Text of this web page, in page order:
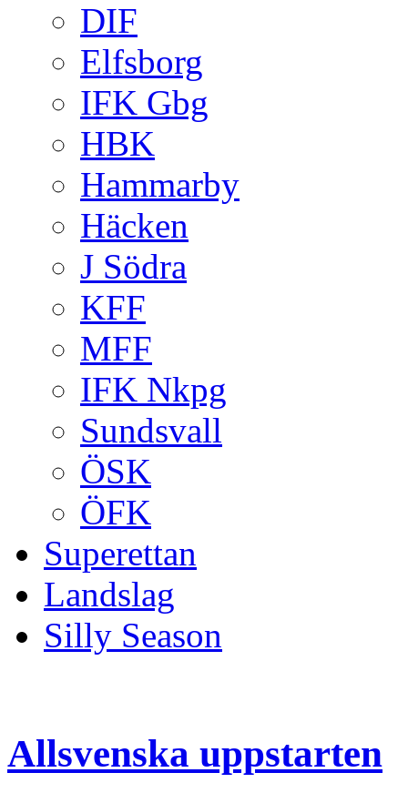
DIF
Elfsborg
IFK Gbg
HBK
Hammarby
Häcken
J Södra
KFF
MFF
IFK Nkpg
Sundsvall
ÖSK
ÖFK
Superettan
Landslag
Silly Season
Allsvenska uppstarten